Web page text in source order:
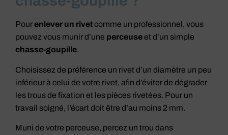
Pourenlever un rivetcomme un professionnel, vous
pouvez vous munir d’une perceuseet d’un simple
chasse-goupille.
Choisissez de préférence un rivet d’un diamètre un peu
inférieur à celui de votre rivet, afin d’éviter de dégrader
les trous de fixation et les pièces rivetées. Pour un
travail soigné, l’écart doit être d’au moins 2 mm.
Muni de votre perceuse, percez un trou dans